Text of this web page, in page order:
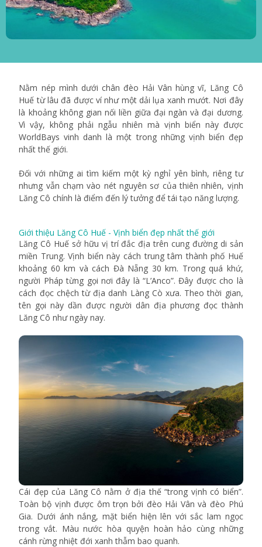
Nằm nép mình dưới chân đèo Hải Vân hùng vĩ, Lăng Cô
Huế từ lâu đã được ví như một dải lụa xanh mướt. Nơi đây
là khoảng không gian nối liền giữa đại ngàn và đại dương.
Vì vậy, không phải ngẫu nhiên mà vịnh biển này được
WorldBays vinh danh là một trong những vịnh biển đẹp
nhất thế giới.
Đối với những ai tìm kiếm một kỳ nghỉ yên bình, riêng tư
nhưng vẫn chạm vào nét nguyên sơ của thiên nhiên, vịnh
Lăng Cô chính là điểm đến lý tưởng để tái tạo năng lượng.
Giới thiệu Lăng Cô Huế - Vịnh biển đẹp nhất thế giới
Lăng Cô Huế sở hữu vị trí đắc địa trên cung đường di sản
miền Trung. Vịnh biển này cách trung tâm thành phố Huế
khoảng 60 km và cách Đà Nẵng 30 km. Trong quá khứ,
người Pháp từng gọi nơi đây là “L’Anco”. Đây được cho là
cách đọc chệch từ địa danh Làng Cò xưa. Theo thời gian,
tên gọi này dần được người dân địa phương đọc thành
Lăng Cô như ngày nay.
Cái đẹp của Lăng Cô nằm ở địa thế “trong vịnh có biển”.
Toàn bộ vịnh được ôm trọn bởi đèo Hải Vân và đèo Phú
Gia. Dưới ánh nắng, mặt biển hiện lên với sắc lam ngọc
trong vắt. Màu nước hòa quyện hoàn hảo cùng những
cánh rừng nhiệt đới xanh thẫm bao quanh.